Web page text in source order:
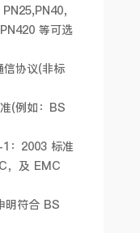
，
等可选
协议(非标
(例如：BS
：2003 标准
，及 EMC
明符合 BS